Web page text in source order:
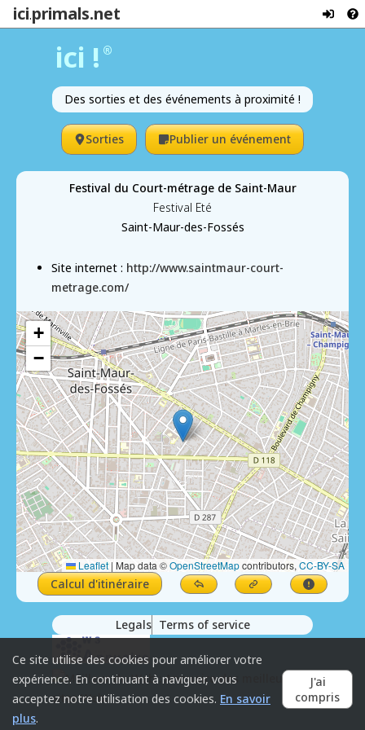
ici.primals.net
ici ! ®
Des sorties et des événements à proximité !
Sorties Publier un événement
Festival du Court-métrage de Saint-Maur
Festival Eté
Saint-Maur-des-Fossés
Site internet : http://www.saintmaur-court-
metrage.com/
+
−
Leaflet | Map data ©OpenStreetMapcontributors, CC-BY-SA
Calcul d'itinéraire
Legals Terms of service
Ce site utilise des cookies pour améliorer votre
expérience. En continuant à naviguer, vous
acceptez notre utilisation des cookies. En savoir
plus.
J'ai
compris